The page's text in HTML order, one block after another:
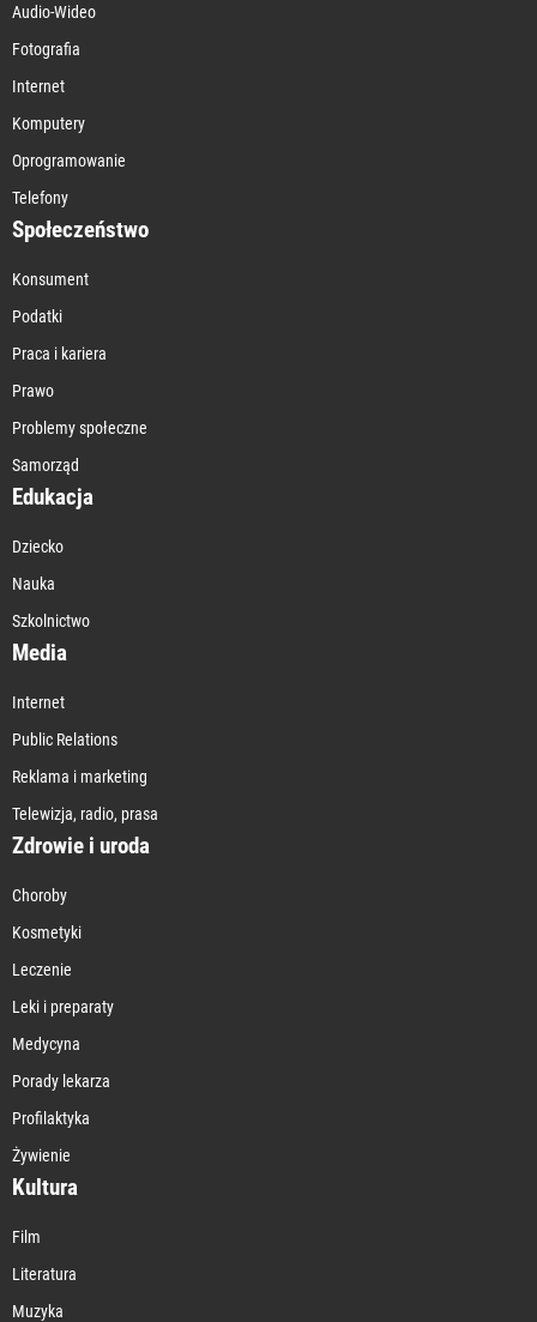
Audio-Wideo
Fotografia
Internet
Komputery
Oprogramowanie
Telefony
Społeczeństwo
Konsument
Podatki
Praca i kariera
Prawo
Problemy społeczne
Samorząd
Edukacja
Dziecko
Nauka
Szkolnictwo
Media
Internet
Public Relations
Reklama i marketing
Telewizja, radio, prasa
Zdrowie i uroda
Choroby
Kosmetyki
Leczenie
Leki i preparaty
Medycyna
Porady lekarza
Profilaktyka
Żywienie
Kultura
Film
Literatura
Muzyka